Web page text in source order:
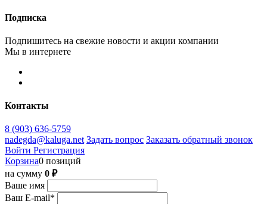
Подписка
Подпишитесь на свежие новости и акции компании
Мы в интернете
Контакты
8 (903) 636-5759
nadegda@kaluga.net Задать вопрос Заказать обратный звонок
Войти Регистрация
Корзина0 позиций
на сумму 0 ₽
Ваше имя
Ваш E-mail*